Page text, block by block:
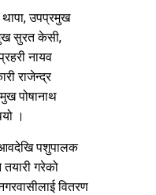
उपप्रमुख
सुरत केसी,
नायव
राजेन्द्र
पोषानाथ
।
पशुपालक
गरेको
वितरण